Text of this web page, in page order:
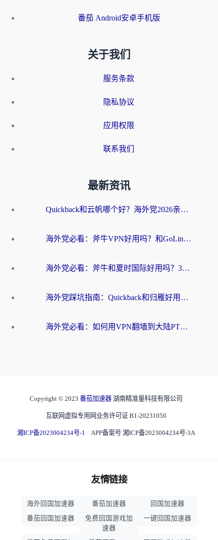
番茄 Android安卓手机版
关于我们
服务条款
隐私协议
应用权限
联系我们
最新资讯
Quickback和云帆哪个好？海外党2026亲测指南：选对加速器大陆工具，无缝刷国内剧玩国服
海外党必看：斧牛VPN好用吗？和GoLinkVPN对比哪个回国效果更好？
海外党必看：斧牛和夏时国际好用吗？3步选对回国加速器，无缝刷国内资源
海外党踩坑指南：Quickback和归雁好用吗？选对加速器才能无缝刷国内资源
海外党必看：如何用VPN翻墙到大陆PTT？一篇解决你所有回国加速痛点
Copyright © 2023 番茄加速器 湖南精准量科技有限公司
互联网虚拟专用网业务许可证 B1-20231050
湘ICP备2023004234号-1 APP备案号 湘ICP备2023004234号-3A
友情链接
海外回国加速器 番茄加速器
回国加速器
番茄回国加速器
免费回国游戏加
速器
一键回国加速器